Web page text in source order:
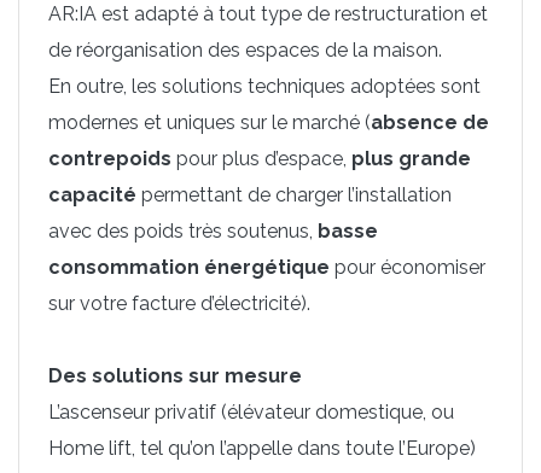
AR:IA est adapté à tout type de restructuration et
de réorganisation des espaces de la maison.
En outre, les solutions techniques adoptées sont
modernes et uniques sur le marché (absence de
contrepoids pour plus d’espace, plus grande
capacité permettant de charger l’installation
avec des poids très soutenus, basse
consommation énergétique pour économiser
sur votre facture d’électricité).
Des solutions sur mesure
L’ascenseur privatif (élévateur domestique, ou
Home lift, tel qu’on l’appelle dans toute l’Europe)